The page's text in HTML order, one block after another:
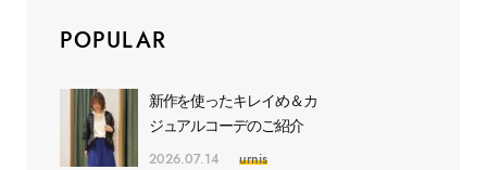
POPULAR
新作を使ったキレイめ＆カ
ジュアルコーデのご紹介
2026.07.14 urnis